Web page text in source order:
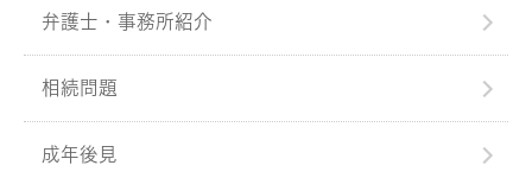
弁護士・事務所紹介
相続問題
成年後見